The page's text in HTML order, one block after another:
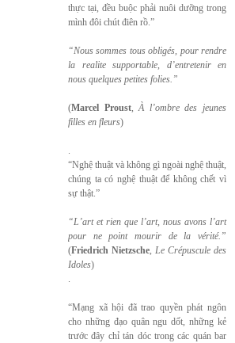
thực tại, đều buộc phải nuôi dưỡng trong
mình đôi chút điên rồ.”
“Nous sommes tous obligés, pour rendre
la realite supportable, d’entretenir en
nous quelques petites folies.”
(Marcel Proust,À l’ombre des jeunes
filles en fleurs)
.
“Nghệ thuật và không gì ngoài nghệ thuật,
chúng ta có nghệ thuật để không chết vì
sự thật.”
“L’art et rien que l’art, nous avons l’art
pour ne point mourir de la vérité.”
(Friedrich Nietzsche, Le Crépuscule des
Idoles)
.
“Mạng xã hội đã trao quyền phát ngôn
cho những đạo quân ngu dốt, những kẻ
trước đây chỉ tán dóc trong các quán bar